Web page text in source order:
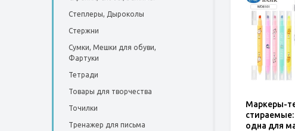
Степлеры, Дыроколы
Стержни
Сумки, Мешки для обуви,
Фартуки
Тетради
Товары для творчества
Точилки
Тренажер для письма
Маркеры-
одна для